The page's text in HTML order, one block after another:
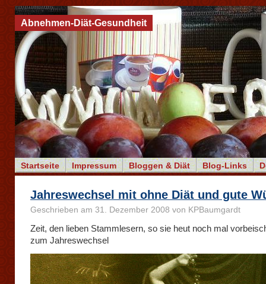
Startseite Impressum Bloggen & Diät Blog-Links
Abnehmen-Diät-Gesundheit
Jahreswechsel mit ohne Diät und gute
Geschrieben am 31. Dezember 2008 von KPBaumgardt
Zeit, den lieben Stammlesern, so sie heut noch mal
zum Jahreswechsel